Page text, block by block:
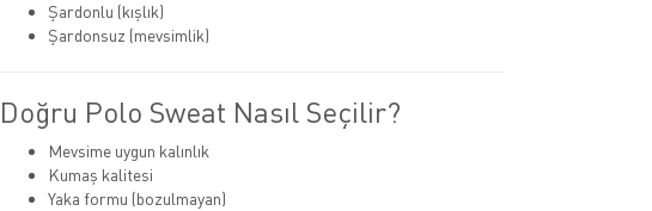
Şardonlu (kışlık)
Şardonsuz (mevsimlik)
Doğru Polo Sweat Nasıl Seçilir?
Mevsime uygun kalınlık
Kumaş kalitesi
Yaka formu (bozulmayan)